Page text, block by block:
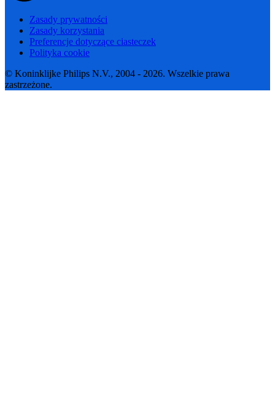
Zasady prywatności
Zasady korzystania
Preferencje dotyczące ciasteczek
Polityka cookie
© Koninklijke Philips N.V., 2004 - 2026. Wszelkie prawa
zastrzeżone.